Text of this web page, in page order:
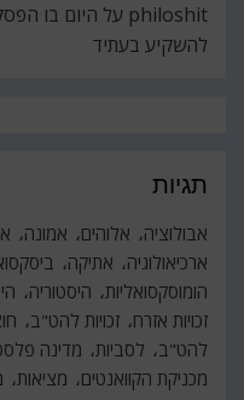
philoshit על היום בו
להשקיע בעתיד
תגיות
אבולוציה אלוהים אמונה
ארכיאולוגיה
אתיקה
הומוסקסואליות היסטוריה
זכויות אזרח זכויות להט"ב
להט"ב
לסביות מדינה
מכניקת הקוואנטים
מציאות